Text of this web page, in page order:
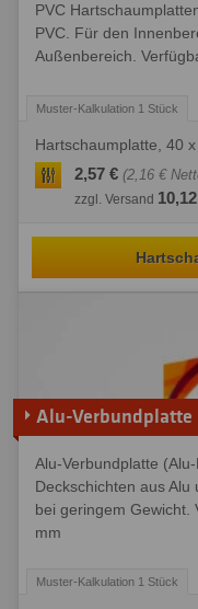
PVC
PVC. Für den
Außenbereich.
Hartschaumplatte, 40
2,57 € (2,16 €
zzgl. Versand
Alu-Verbundplatte
Alu-Verbundplatte
Deckschichten aus
bei geringem Gewicht.
mm